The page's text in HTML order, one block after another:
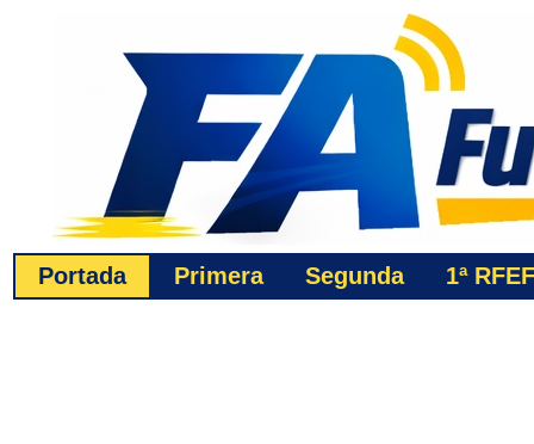
Portada Primera Segunda 1ªRFEF